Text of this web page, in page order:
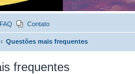
FAQ Contato
Questões mais frequentes
frequentes